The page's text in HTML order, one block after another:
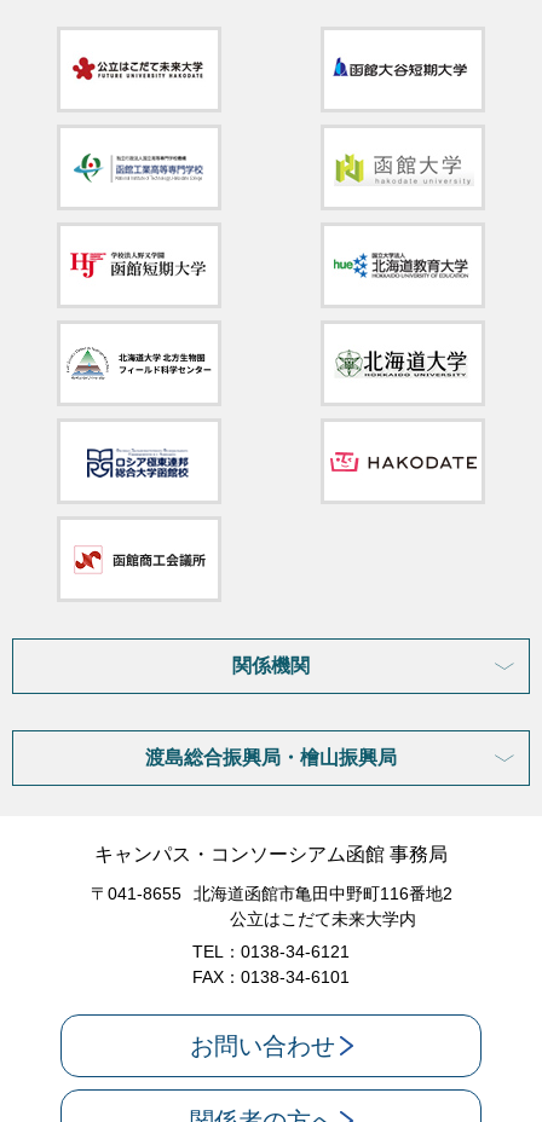
関係機関
渡島総合振興局・檜山振興局
キャンパス・コンソーシアム函館 事務局
〒041-8655
北海道函館市亀田中野町116番地2
公立はこだて未来大学内
TEL：0138-34-6121
FAX：0138-34-6101
お問い合わせ